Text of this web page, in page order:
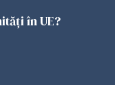
în UE?